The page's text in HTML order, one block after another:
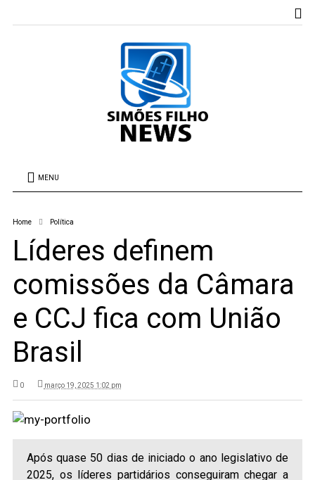
MENU
Home Política
Líderes definem
comissões da Câmara
e CCJ fica com União
Brasil
0 março 19, 2025 1:02 pm
Após quase 50 dias de iniciado o ano legislativo de
2025, os líderes partidários conseguiram chegar a